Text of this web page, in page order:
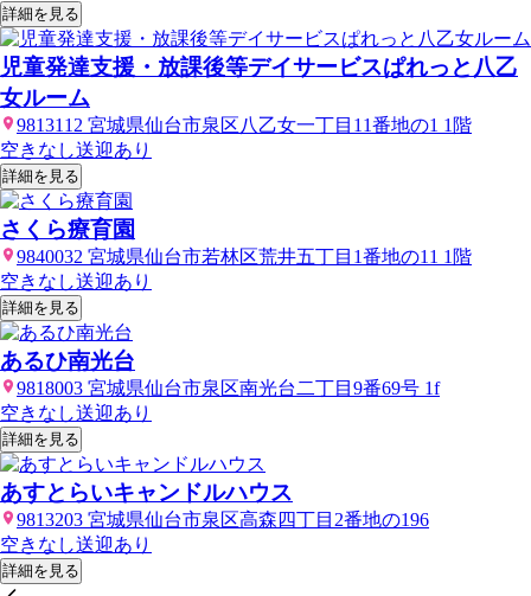
詳細を見る
児童発達支援・放課後等デイサービスぱれっと八乙
女ルーム
9813112 宮城県仙台市泉区八乙女一丁目11番地の1 1階
空きなし送迎あり
詳細を見る
さくら療育園
9840032 宮城県仙台市若林区荒井五丁目1番地の11 1階
空きなし送迎あり
詳細を見る
あるひ南光台
9818003 宮城県仙台市泉区南光台二丁目9番69号 1f
空きなし送迎あり
詳細を見る
あすとらいキャンドルハウス
9813203 宮城県仙台市泉区高森四丁目2番地の196
空きなし送迎あり
詳細を見る